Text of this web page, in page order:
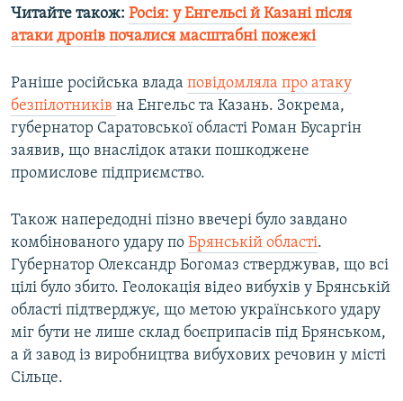
Читайте також: Росія: у Енгельсі й Казані після
атаки дронів почалися масштабні пожежі
Раніше російська влада повідомляла про атаку
безпілотників на Енгельс та Казань. Зокрема,
губернатор Саратовської області Роман Бусаргін
заявив, що внаслідок атаки пошкоджене
промислове підприємство.
Також напередодні пізно ввечері було завдано
комбінованого удару по Брянській області.
Губернатор Олександр Богомаз стверджував, що всі
цілі було збито. Геолокація відео вибухів у Брянській
області підтверджує, що метою українського удару
міг бути не лише склад боєприпасів під Брянськом,
а й завод із виробництва вибухових речовин у місті
Сільце.